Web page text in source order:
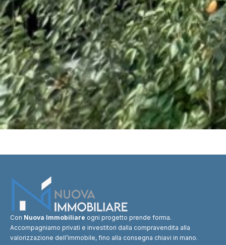
Con Nuova Immobiliare ogni progetto prende forma.
Accompagniamo privati e investitori dalla compravendita alla
valorizzazione dell’immobile, fino alla consegna chiavi in mano.